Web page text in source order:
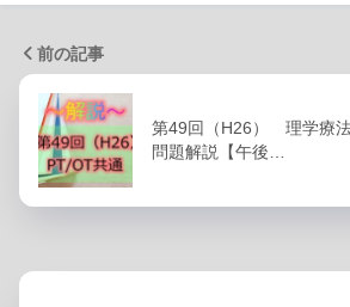
前の記事
第49回（H26） 理学療
問題解説【午後…